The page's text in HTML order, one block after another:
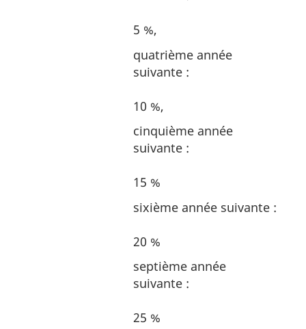
5 %,
quatrième année
suivante :
10 %,
cinquième année
suivante :
15 %
sixième année suivante :
20 %
septième année
suivante :
25 %